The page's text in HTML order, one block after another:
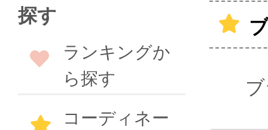
探す
ランキングか
ら探す
コーディネー